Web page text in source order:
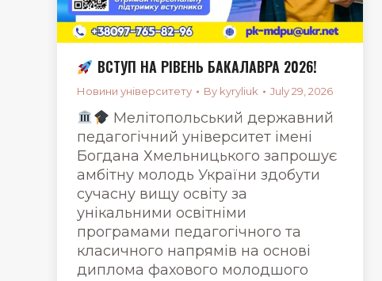
ВСТУП НА РІВЕНЬ БАКАЛАВРА 2026!
Новини університету By kyryliuk July 29, 2026
Мелітопольський державний
педагогічний університет імені
Богдана Хмельницького запрошує
амбітну молодь України здобути
сучасну вищу освіту за
унікальними освітніми
програмами педагогічного та
класичного напрямів на основі
диплома фахового молодшого